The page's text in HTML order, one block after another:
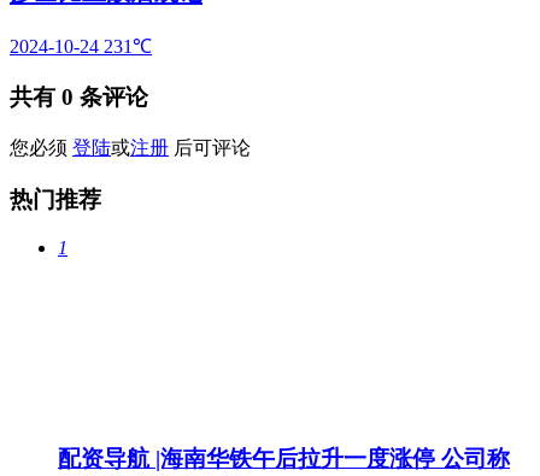
2024-10-24 231℃
共有 0 条评论
您必须 登陆或注册 后可评论
热门推荐
1
配资导航 |海南华铁午后拉升一度涨停 公司称